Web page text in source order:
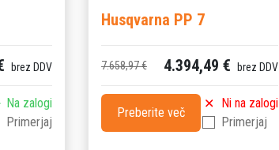
brez DDV
Na zalogi
Primerjaj
Husqvarna PP 7
7.658,97 € 4.394,49 € brez DDV
Preberite več
Ni na zalogi
Primerjaj